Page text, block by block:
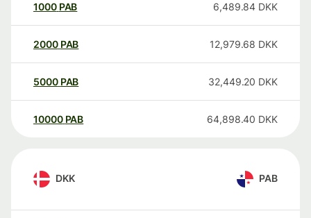
1000 PAB 6,489.84 DKK
2000 PAB 12,979.68 DKK
5000 PAB 32,449.20 DKK
10000 PAB 64,898.40 DKK
DKK PAB